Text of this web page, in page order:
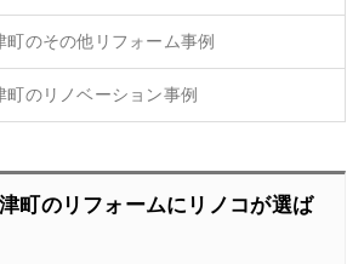
のその他リフォーム事例
のリノベーション事例
町のリフォームにリノコが選ば